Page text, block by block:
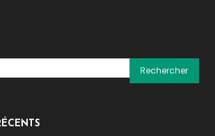
Rechercher :